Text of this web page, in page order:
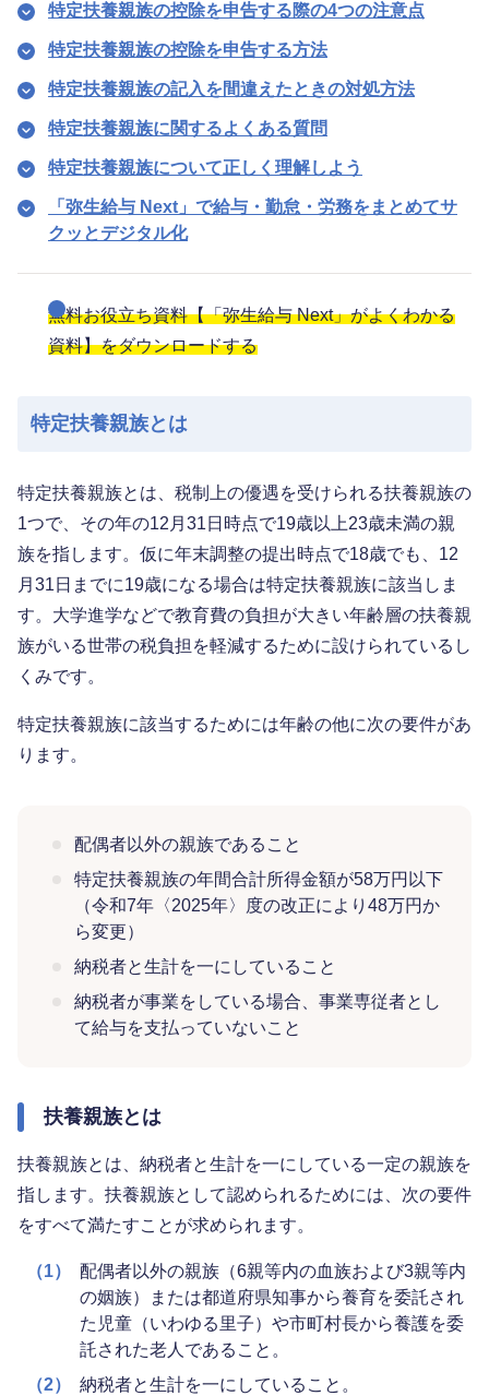
特定扶養親族の控除を申告する際の4つの注意点
特定扶養親族の控除を申告する方法
特定扶養親族の記入を間違えたときの対処方法
特定扶養親族に関するよくある質問
特定扶養親族について正しく理解しよう
「弥生給与 Next」で給与・勤怠・労務をまとめてサ
クッとデジタル化
無料お役立ち資料【「弥生給与 Next」がよくわかる
資料】をダウンロードする
特定扶養親族とは
特定扶養親族とは、税制上の優遇を受けられる扶養親族の
1つで、その年の12月31日時点で19歳以上23歳未満の親
族を指します。仮に年末調整の提出時点で18歳でも、12
月31日までに19歳になる場合は特定扶養親族に該当しま
す。大学進学などで教育費の負担が大きい年齢層の扶養親
族がいる世帯の税負担を軽減するために設けられているし
くみです。
特定扶養親族に該当するためには年齢の他に次の要件があ
ります。
配偶者以外の親族であること
特定扶養親族の年間合計所得金額が58万円以下
（令和7年〈2025年〉度の改正により48万円か
ら変更）
納税者と生計を一にしていること
納税者が事業をしている場合、事業専従者とし
て給与を支払っていないこと
扶養親族とは
扶養親族とは、納税者と生計を一にしている一定の親族を
指します。扶養親族として認められるためには、次の要件
をすべて満たすことが求められます。
（1）
配偶者以外の親族（6親等内の血族および3親等内
の姻族）または都道府県知事から養育を委託され
た児童（いわゆる里子）や市町村長から養護を委
託された老人であること。
（2）
納税者と生計を一にしていること。